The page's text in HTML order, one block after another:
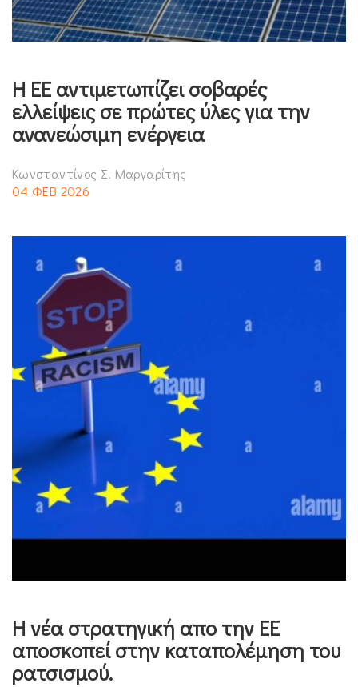
Η ΕΕ αντιμετωπίζει σοβαρές
ελλείψεις σε πρώτες ύλες για την
ανανεώσιμη ενέργεια
Κωνσταντίνος Σ. Μαργαρίτης
04 ΦΕΒ 2026
Η νέα στρατηγική απο την ΕΕ
αποσκοπεί στην καταπολέμηση του
ρατσισμού.